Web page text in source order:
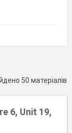
50 матеріалів
6, Unit 19,